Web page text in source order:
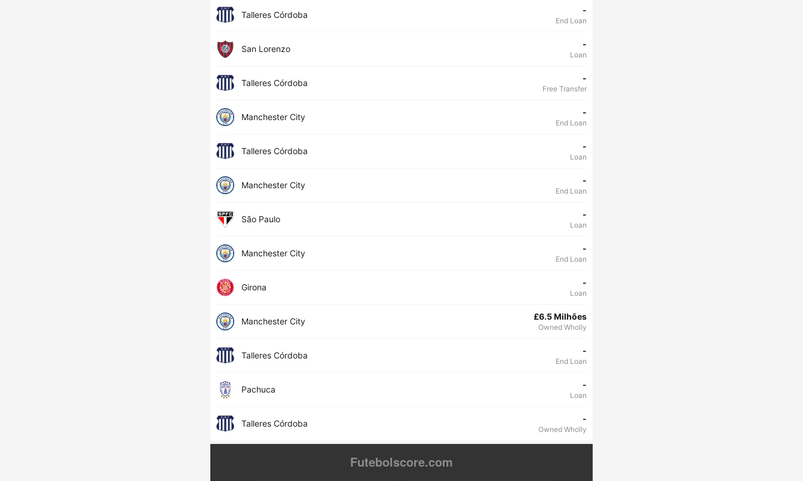
Talleres Córdoba -
End Loan
San Lorenzo -
Loan
Talleres Córdoba -
Free Transfer
Manchester City -
End Loan
Talleres Córdoba -
Loan
Manchester City -
End Loan
São Paulo -
Loan
Manchester City -
End Loan
Girona -
Loan
Manchester City £6.5 Milhões
Owned Wholly
Talleres Córdoba -
End Loan
Pachuca -
Loan
Talleres Córdoba -
Owned Wholly
Futebolscore.com